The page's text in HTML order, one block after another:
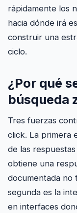
rápidamente los
hacia dónde irá
construir una
ciclo.
¿Por qué
búsqueda
Tres fuerzas
click. La primera
de las
obtiene una
documentada no
segunda es la
en interfaces